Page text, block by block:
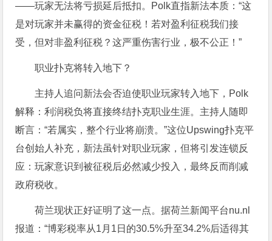
——玩家无法将亏损延后抵扣。Polk直指新法本质：“这
是对玩家并未赢得的资金征税！若对盈利征税我们接
受，但对非盈利征税？这严重伤害行业，极不公正！”
职业扑克将转入地下？
主持人追问新法会否迫使职业玩家转入地下，Polk
解释：利润税负将直接终结扑克职业生涯。主持人随即
断言：“若属实，整个行业将崩溃。”这位Upswing扑克平
台创始人补充，新法虽针对职业玩家，但将引发连锁反
应：玩家意识到被征税后必然减少投入，最终反而削减
政府税收。
荷兰现状正好证明了这一点。据荷兰新闻平台nu.nl
报道：“博彩税率从1月1日的30.5%升至34.2%后适得其